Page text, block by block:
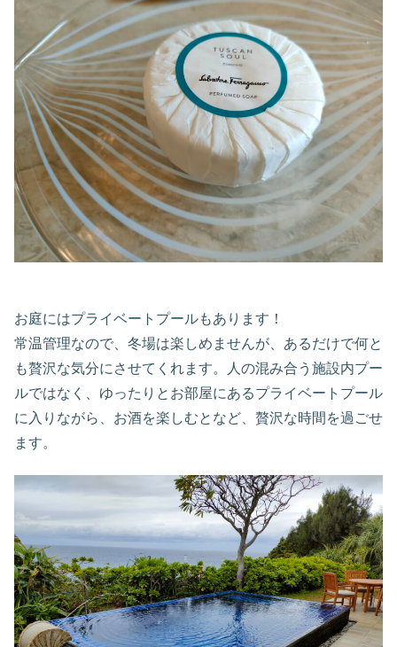
お庭にはプライベートプールもあります！
常温管理なので、冬場は楽しめませんが、あるだけで何と
も贅沢な気分にさせてくれます。人の混み合う施設内プー
ルではなく、ゆったりとお部屋にあるプライベートプール
に入りながら、お酒を楽しむとなど、贅沢な時間を過ごせ
ます。